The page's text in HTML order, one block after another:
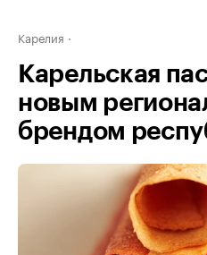
Карелия
Карельская
новым
брендом